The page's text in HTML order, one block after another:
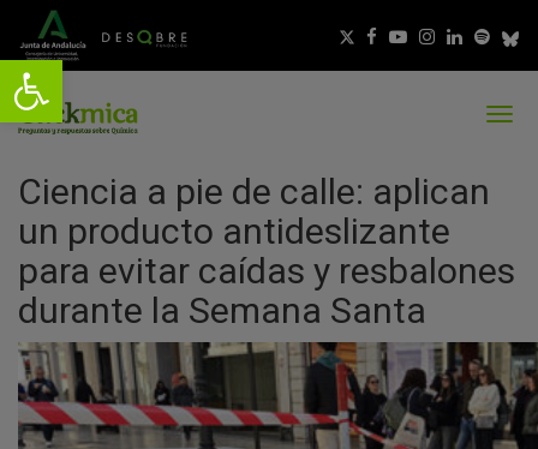
Ciencia a pie de calle: aplican
un producto antideslizante
para evitar caídas y resbalones
durante la Semana Santa